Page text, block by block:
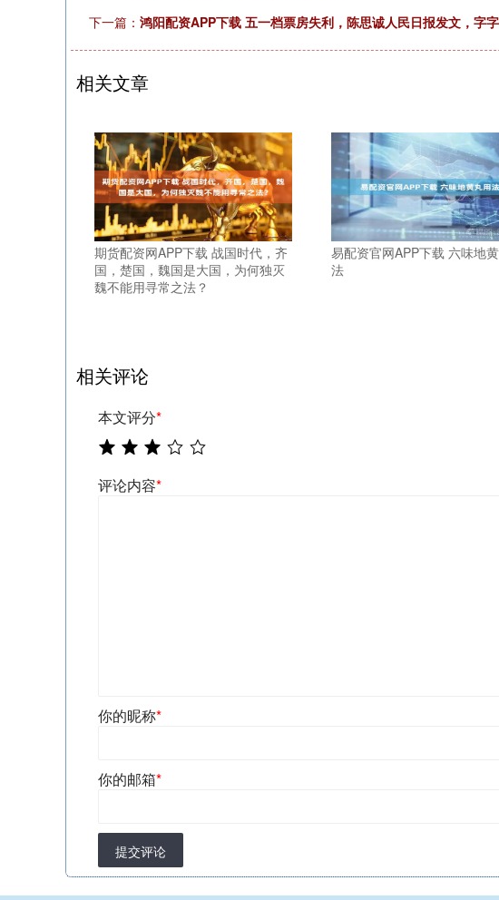
下一篇： 鸿阳配资APP下载 五一档票房失利，陈思诚人民日报发文，字
相关文章
期货配资网APP下载 战国时代，齐
国，楚国，魏国是大国，为何独灭
魏不能用寻常之法？
易配资官网APP下载 六味地
法
相关评论
本文评分*
评论内容*
你的昵称*
你的邮箱*
提交评论